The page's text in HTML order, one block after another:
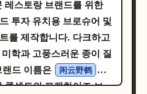
구워낸 느낌이어야 합니
럽고 따뜻하며 갈색 그
. 소스나 크림 토핑은 윤
게감이 느껴져야 합니
신선해야 합니다. 모든 표
이포그래피는 굵고 현대
확실하게, 여백은 충분
텍스트나 카드는 넣지 마
졸이는 과정을 설명하는
은 반투명 어두운 메모
긴 어두운 반투명 콜아
여, 풍부하고 부드러운
고 쌉싸름한 루바브에 대
의상은 따뜻한 카페 인테
이루며 그녀를 확실한 시
니다. 황금빛 반사가 감
러멜 라떼가 앞쪽에 놓여
한 촛불과 고급 문구류가
레스토랑 브랜드를 위한
투자 유치용 브로슈어 및
를 제작합니다. 다크하고
학과 고풍스러운 종이 질
드 이름은
闲云野鹤 로
콘셉트의 프랜차이즈 브